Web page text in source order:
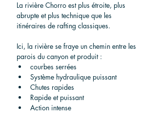
La rivière Chorro est plus étroite, plus
abrupte et plus technique que les
itinéraires de rafting classiques.
Ici, la rivière se fraye un chemin entre les
parois du canyon et produit :
courbes serrées
Système hydraulique puissant
Chutes rapides
Rapide et puissant
Action intense